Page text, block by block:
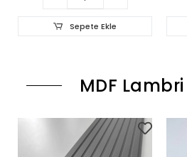
Sepete Ekle
MDF Lambri